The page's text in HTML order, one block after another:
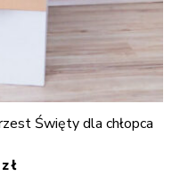
Święty dla chłopca
zł